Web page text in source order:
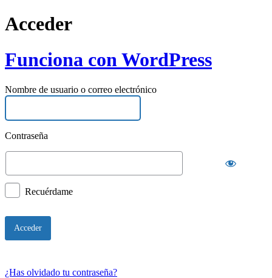
Acceder
Funciona con WordPress
Nombre de usuario o correo electrónico
Contraseña
Recuérdame
¿Has olvidado tu contraseña?